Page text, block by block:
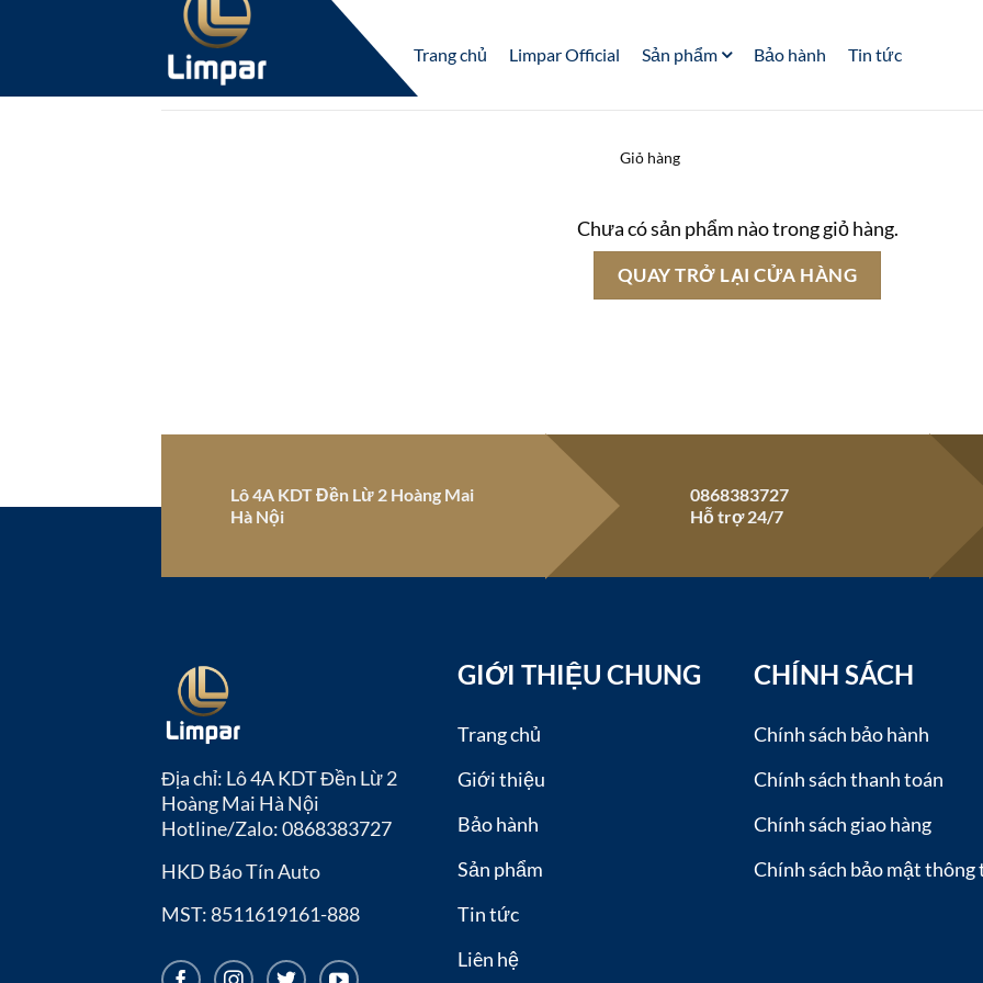
Trang chủ Limpar Official Sản phẩm Bảo hành Tin tức
Giỏ hàng
Chưa có sản phẩm nào trong giỏ hàng.
QUAY TRỞ LẠI CỬA HÀNG
Lô 4A KDT Đền Lừ 2 Hoàng Mai
Hà Nội
0868383727
Hỗ trợ 24/7
Địa chỉ: Lô 4A KDT Đền Lừ 2
Hoàng Mai Hà Nội
Hotline/Zalo:0868383727
HKD Báo Tín Auto
MST: 8511619161-888
GIỚI THIỆU CHUNG
Trang chủ
Giới thiệu
Bảo hành
Sản phẩm
Tin tức
Liên hệ
CHÍNH SÁCH
Chính sách bảo hành
Chính sách thanh toán
Chính sách giao hàng
Chính sách bảo mật thông